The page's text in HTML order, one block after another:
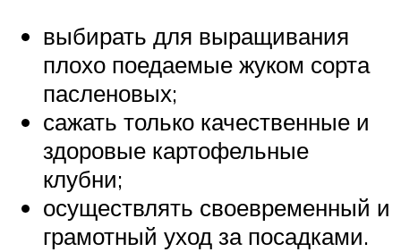
выбирать для выращивания
плохо поедаемые жуком сорта
пасленовых;
сажать только качественные и
здоровые картофельные
клубни;
осуществлять своевременный и
грамотный уход за посадками.